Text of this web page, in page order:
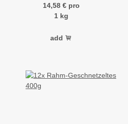
14,58 € pro
1 kg
add